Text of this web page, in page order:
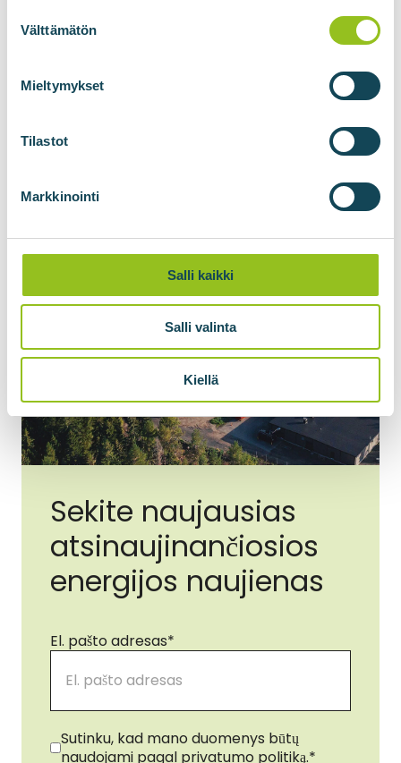
valinta
Välttämätön
Mieltymykset
Tilastot
Markkinointi
Salli kaikki
Salli valinta
Kiellä
Sekite naujausias
atsinaujinančiosios
energijos naujienas
El. pašto adresas*
Sutikimas *
Sutinku, kad mano duomenys būtų
naudojami pagal privatumo politiką.*